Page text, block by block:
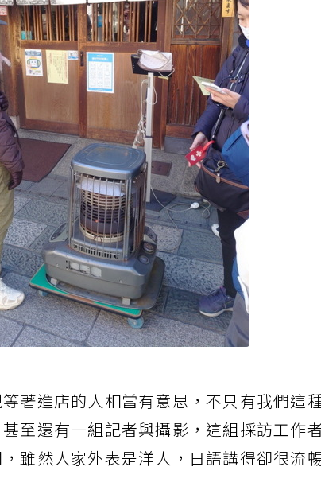
著進店的人相當有意思，不只有我們這
至還有一組記者與攝影，這組採訪工作
雖然人家外表是洋人，日語講得卻很流